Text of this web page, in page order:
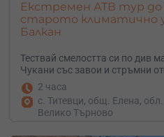
Екстремен АТВ тур до
старото климатично
Балкан
Тествай смелостта си по див
Чукани със завои и стръмни
2 часа
с. Титевци, общ. Елена, обл.
Велико Търново